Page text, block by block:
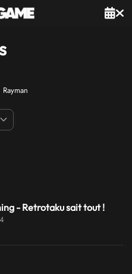
Rayman
- Retrotaku sait tout !